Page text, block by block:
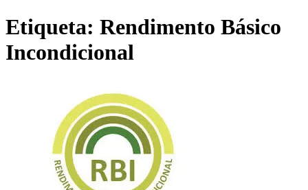
Etiqueta: Rendimento Básico
Incondicional